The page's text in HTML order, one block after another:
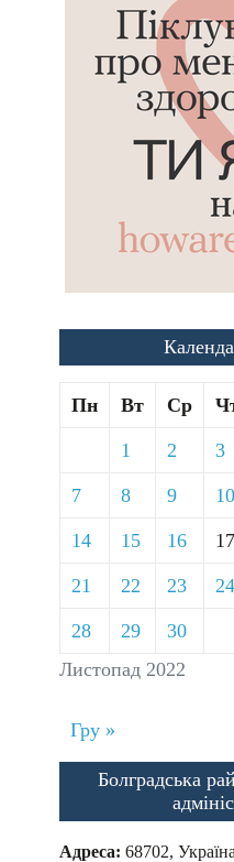
Листопад 2022
Пн Вт Ср
1 2 3
7 8 9 10
14 15 16 17
21 22 23 24
28 29 30
Гру »
Болградська
Адреса: 68702,